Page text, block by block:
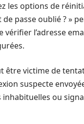
les options de
passe oublié ? »
l’adresse
être victime de
suspecte
ou